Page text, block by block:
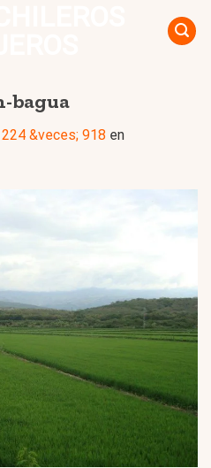
bagua
&veces; 918 en